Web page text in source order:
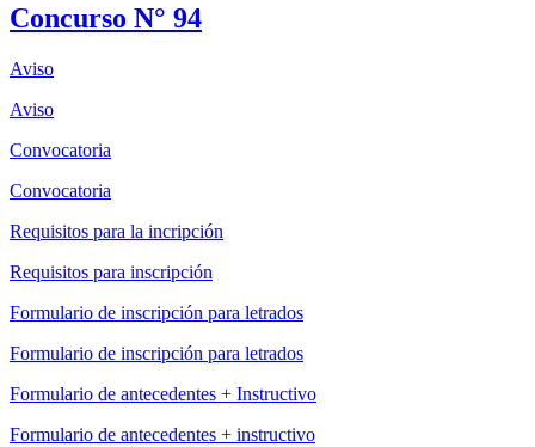
Concurso N° 94
Aviso
Aviso
Convocatoria
Convocatoria
Requisitos para la incripción
Requisitos para inscripción
Formulario de inscripción para letrados
Formulario de inscripción para letrados
Formulario de antecedentes + Instructivo
Formulario de antecedentes + instructivo